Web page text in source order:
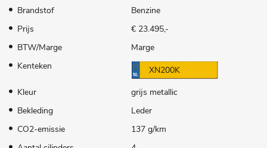
Brandstof
Benzine
Prijs
€ 23.495,-
BTW/Marge
Marge
Kenteken
XN200K
Kleur
grijs metallic
Bekleding
Leder
CO2-emissie
137 g/km